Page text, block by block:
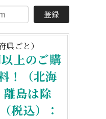
登録
県ごと）
上のご購
！（北海
島は除
税込）：